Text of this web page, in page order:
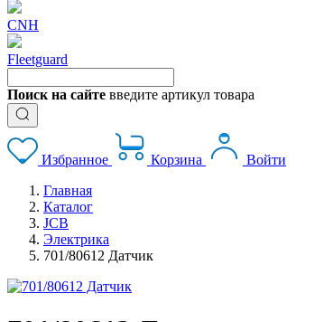
CNH
Fleetguard
Поиск на сайте введите артикул товара
Избранное Корзина
Войти
Главная
Каталог
JCB
Электрика
701/80612 Датчик